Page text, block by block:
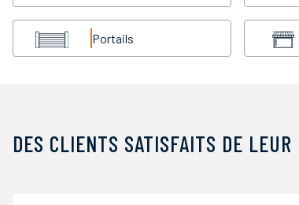
Portails
DES CLIENTS SATISFAITS DE LEUR